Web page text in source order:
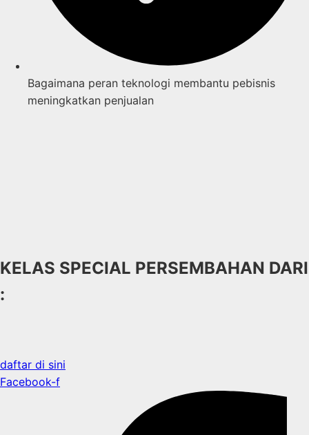
Bagaimana peran teknologi membantu pebisnis
meningkatkan penjualan
KELAS SPECIAL PERSEMBAHAN DARI
:
daftar di sini
Facebook-f